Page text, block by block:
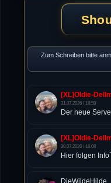
Zum Schreiben bitte
[XL]Oldie-
31.07.2026 / 18:59
Der neue
[XL]Oldie-
30.07.2026 / 16:08
Hier folgen
DieWildeHilde